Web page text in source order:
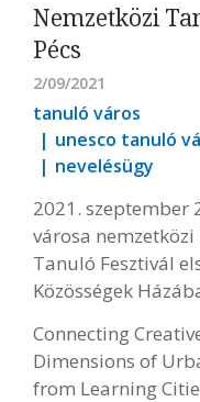
Nemzetközi
Pécs
2/09/2021
tanuló város
unesco tanuló
nevelésügy
2021. szeptember
városa nemzetközi
Tanuló Fesztivál
Közösségek
Connecting
Dimensions of
from Learning